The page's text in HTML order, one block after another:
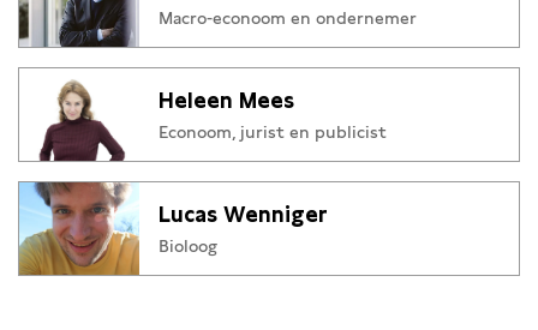
Macro-econoom en ondernemer
Heleen Mees
Econoom, jurist en publicist
Lucas Wenniger
Bioloog